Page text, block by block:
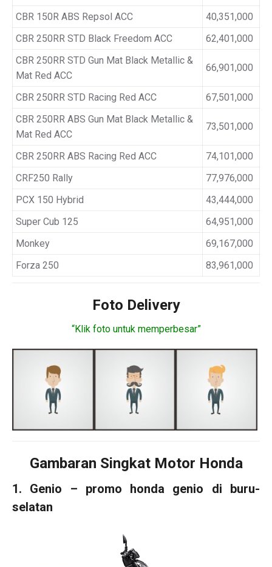
CBR 150R ABS Repsol ACC
40,351,000
CBR 250RR STD Black Freedom ACC
62,401,000
CBR 250RR STD Gun Mat Black Metallic &
Mat Red ACC
66,901,000
CBR 250RR STD Racing Red ACC
67,501,000
CBR 250RR ABS Gun Mat Black Metallic &
Mat Red ACC
73,501,000
CBR 250RR ABS Racing Red ACC
74,101,000
CRF250 Rally
77,976,000
PCX 150 Hybrid
43,444,000
Super Cub 125
64,951,000
Monkey
69,167,000
Forza 250
83,961,000
Foto Delivery
“Klik foto untuk memperbesar”
Gambaran Singkat Motor Honda
1. Genio – promo honda genio di buru-
selatan